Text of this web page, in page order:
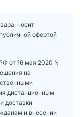
носит
офертой
от 16 мая 2020 N
на
дистанционным
доставки
и внесении